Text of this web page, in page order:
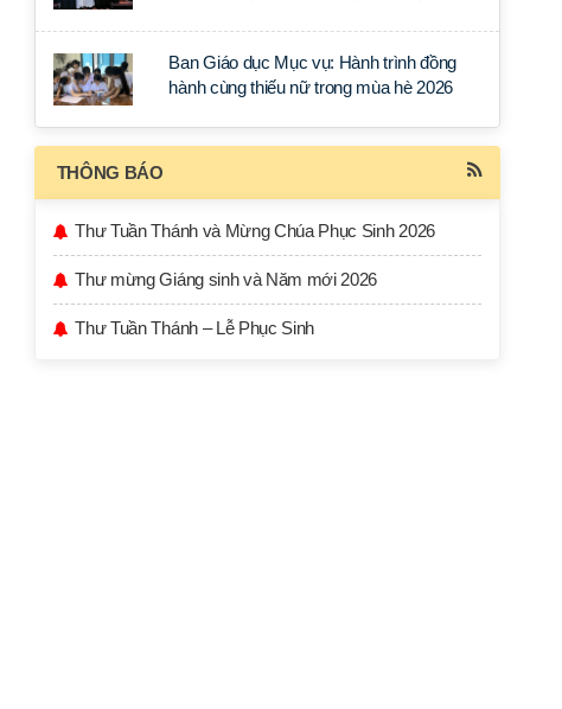
Ban Giáo dục Mục vụ: Hành trình đồng
hành cùng thiếu nữ trong mùa hè 2026
THÔNG BÁO
Thư Tuần Thánh và Mừng Chúa Phục Sinh 2026
Thư mừng Giáng sinh và Năm mới 2026
Thư Tuần Thánh – Lễ Phục Sinh